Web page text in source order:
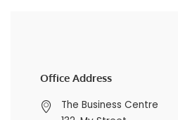
Office Address
The Business Centre